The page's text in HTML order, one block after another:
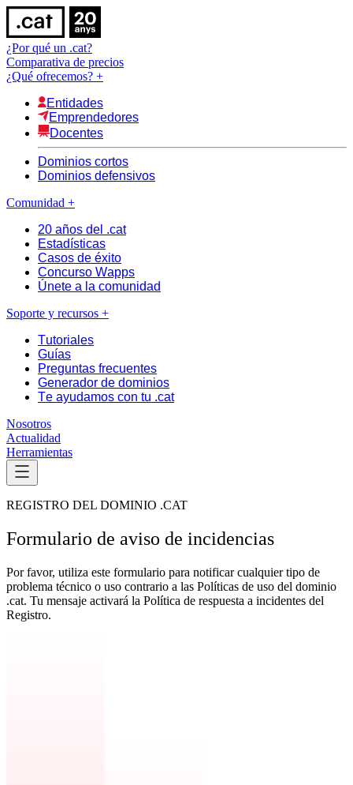
¿Por qué un .cat?
Comparativa de precios
¿Qué ofrecemos? +
Entidades
Emprendedores
Docentes
Dominios cortos
Dominios defensivos
Comunidad +
20 años del .cat
Estadísticas
Casos de éxito
Concurso Wapps
Únete a la comunidad
Soporte y recursos +
Tutoriales
Guías
Preguntas frecuentes
Generador de dominios
Te ayudamos con tu .cat
Nosotros
Actualidad
Herramientas
REGISTRO DEL DOMINIO .CAT
Formulario de aviso de incidencias
Por favor, utiliza este formulario para notificar cualquier tipo de
problema técnico o uso contrario a las Políticas de uso del dominio
.cat. Tu mensaje activará la Política de respuesta a incidentes del
Registro.